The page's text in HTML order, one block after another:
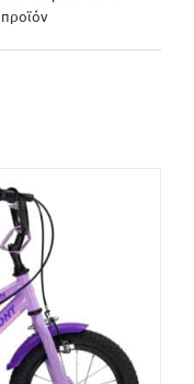
προϊόν